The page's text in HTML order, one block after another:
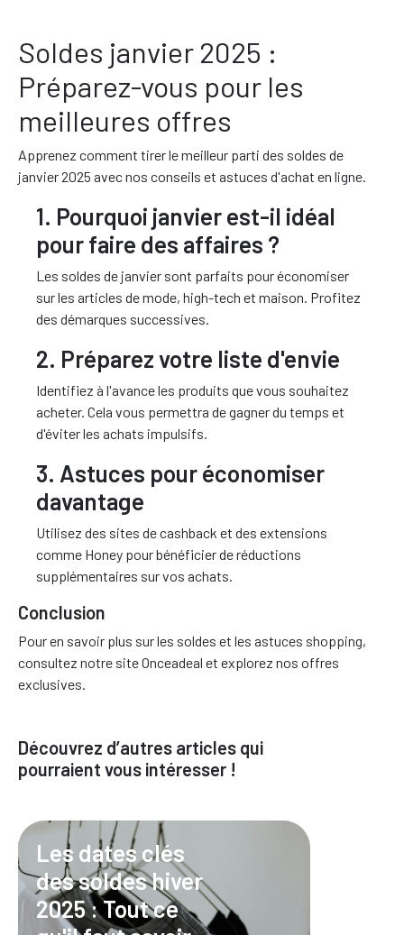
Soldes janvier 2025 :
Préparez-vous pour les
meilleures offres
Apprenez comment tirer le meilleur parti des soldes de
janvier 2025 avec nos conseils et astuces d'achat en ligne.
1. Pourquoi janvier est-il idéal
pour faire des affaires ?
Les soldes de janvier sont parfaits pour économiser
sur les articles de mode, high-tech et maison. Profitez
des démarques successives.
2. Préparez votre liste d'envie
Identifiez à l'avance les produits que vous souhaitez
acheter. Cela vous permettra de gagner du temps et
d'éviter les achats impulsifs.
3. Astuces pour économiser
davantage
Utilisez des sites de cashback et des extensions
comme Honey pour bénéficier de réductions
supplémentaires sur vos achats.
Conclusion
Pour en savoir plus sur les soldes et les astuces shopping,
consultez notre site Onceadeal et explorez nos offres
exclusives.
Découvrez d’autres articles qui
pourraient vous intéresser !
Les dates clés
des soldes hiver
2025 : Tout ce